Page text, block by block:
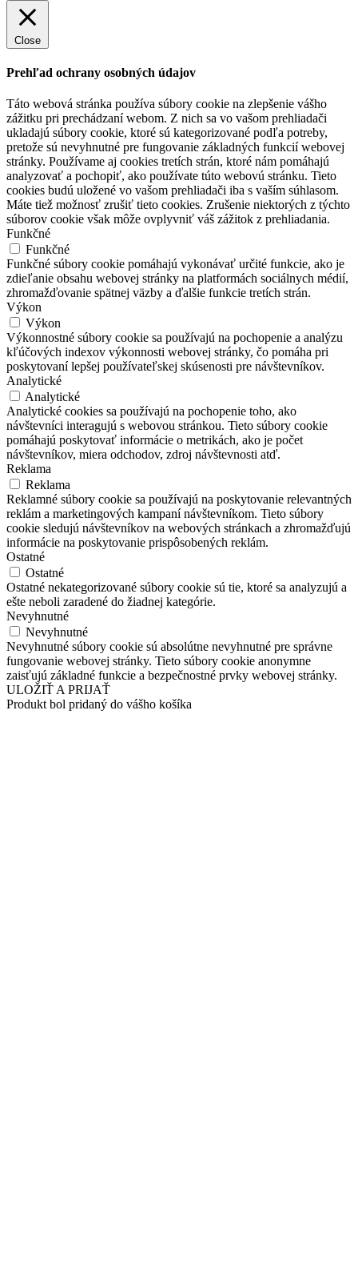
Close
Prehľad ochrany osobných údajov
Táto webová stránka používa súbory cookie na zlepšenie vášho
zážitku pri prechádzaní webom. Z nich sa vo vašom prehliadači
ukladajú súbory cookie, ktoré sú kategorizované podľa potreby,
pretože sú nevyhnutné pre fungovanie základných funkcií webovej
stránky. Používame aj cookies tretích strán, ktoré nám pomáhajú
analyzovať a pochopiť, ako používate túto webovú stránku. Tieto
cookies budú uložené vo vašom prehliadači iba s vaším súhlasom.
Máte tiež možnosť zrušiť tieto cookies. Zrušenie niektorých z týchto
súborov cookie však môže ovplyvniť váš zážitok z prehliadania.
Funkčné
Funkčné
Funkčné súbory cookie pomáhajú vykonávať určité funkcie, ako je
zdieľanie obsahu webovej stránky na platformách sociálnych médií,
zhromažďovanie spätnej väzby a ďalšie funkcie tretích strán.
Výkon
Výkon
Výkonnostné súbory cookie sa používajú na pochopenie a analýzu
kľúčových indexov výkonnosti webovej stránky, čo pomáha pri
poskytovaní lepšej používateľskej skúsenosti pre návštevníkov.
Analytické
Analytické
Analytické cookies sa používajú na pochopenie toho, ako
návštevníci interagujú s webovou stránkou. Tieto súbory cookie
pomáhajú poskytovať informácie o metrikách, ako je počet
návštevníkov, miera odchodov, zdroj návštevnosti atď.
Reklama
Reklama
Reklamné súbory cookie sa používajú na poskytovanie relevantných
reklám a marketingových kampaní návštevníkom. Tieto súbory
cookie sledujú návštevníkov na webových stránkach a zhromažďujú
informácie na poskytovanie prispôsobených reklám.
Ostatné
Ostatné
Ostatné nekategorizované súbory cookie sú tie, ktoré sa analyzujú a
ešte neboli zaradené do žiadnej kategórie.
Nevyhnutné
Nevyhnutné
Nevyhnutné súbory cookie sú absolútne nevyhnutné pre správne
fungovanie webovej stránky. Tieto súbory cookie anonymne
zaisťujú základné funkcie a bezpečnostné prvky webovej stránky.
ULOŽIŤ A PRIJAŤ
Produkt bol pridaný do vášho košíka